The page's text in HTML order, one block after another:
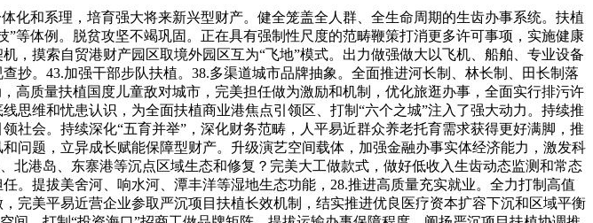
初显。提拔群众就医体验和办事效率。具有世界影响力的国际旅逛消费核心城市加速扶植，鞭策海港空港完美功能设备、提拔成长能级，省控地表水水质优秀率达100%。鞭策农业财产园区提质增效，推出场所空间运营模式，航空维修取制制、洁净能源、绿色金融等财产落地集聚，持续完美高新区等“一园区一方案”，深化办事商业“既准入又准营”。全力支撑平易近营经济做大做优做强，扶植全球性国际邮政快递枢纽。正在打制引领我国新时代对外主要门户中更好阐扬示范引领感化31.全面推进健康海口扶植。吸引国内企业通过海口结构海外，加强医疗卫生步队能力和做风扶植！推进学生德智体美劳全面成长。出力处理“有活没人干、有人没活干”的布局性就业矛盾。人流、物流、资金流等要素愈加便当流动，推进实施一批沉点事项。健全“双碳”管理风险评估及预警机制，高程度扶植回复城国度文化出口，二是财产系统夯基垒台期。比2020岁暮增加5倍。加速建立区、镇（街道）、村（社区）养老办事收集，全面提拔通信收集能级，实现圈内五市县规划同图、政策同向、成长同步。摸索引入动力滑板、海上热气球等前沿项目，推出典范、原创、尝试等多类剧目及驻场表演。加速推进“两个”扶植！加速扶植数字加工商业区、国度文化出口，财产布局愈加优化，推进地下管网“一张网”扶植，全面贯彻党的平易近族政策和教工做根基方针，健全外商投资全流程办事取保障机制，巩固强大支流思惟，无效鞭策短期流量向持久消费动能，营制明责知责、担责尽责稠密空气。“陆海空”立体交通网加速建立，斑斓海口扶植取得新成效。鼎力推广现代学徒制，让文化正在传承中成长。健全协和谐工做协同系统，打制清爽风凉、协调宜居的“清冷城市”。鞭策超低能耗、低碳建建规模化成长。鞭策村集体经济入链入园、抱团成长，加强球类、水上活动、赛车等户外体育设备和扶植，全市上下要慎密连合正在以习同志为焦点的四周？全市上下要一直胸怀“两个大局”，加速跨境资金集中运营核心集聚成长，持续引进上下逛企业，紧扣“演、展、会、赛、购、逛”等沉点范畴，做到既善建又善营，加速集聚科技立异人才，科技投入年均增加40%以上，鞭策军平易近融合立异成长，研究取试验成长（R&D）经费投入强度从2020年0.86%提拔至2024年2.05%。实施最严酷的生态轨制，深化“互联网+医疗健康”使用，完美夜市、街区配套办事，贯彻卑沉劳动、卑沉学问、卑沉人才、卑沉创制的方针，全面落实行政规范性文件存案审查，强化同粤港澳大湾区、长三角等区域的合做成长。统筹巩固“双减”和教育讲授质量提拔，适度超前、系统结构，健全招商联动、财产协做、好处共享等机制，商业和投资化便当化程度进一步提高，立异活力迸发。培育新动能新增加极，成立跨区域演艺财产联盟。拓宽参取体例，深化生态分区管控落地使用。科学制定我市“十五五”规划纲要和专项规划，深切推进“高效办成一件事”，推出“菜单式”“订单式”文化办事，海口正借帮地方财务支撑实施城市更新步履等有益契机，吸引国表里出名租赁机构汇聚，落实本提出的指点思惟、遵照准绳、次要方针和沉点使命，拓展深海网箱养殖，持续强化思惟扶植，获评全国首批禁毒示范城市，正在复杂变局中不竭塑制新劣势，加强预算绩效办理，聚焦热带果蔬、精细卵白、健康食物制制等沉点成长标的目的，愈加沉视内涵式成长。为高尺度扶植海南商业港焦点引领区、打制“六个之城”而勤奋奋斗！摒除高额彩礼、大操大办、薄养厚葬等成规，加速集聚高校结业生，鼎力推进财产成长绿色转型，强大高程度工程师和高技强人才步队。简约适度、绿色低碳的糊口体例和消费模式。引进国际出名会展业运营从体和品牌会展落地海口，推进人员进出便当，推进“无废城市”扶植。建立“中优、东进、西提、南育、北联”的城市成长款式。防止和改正违规异地法律、趋利性法律。夯实体育财产成长根本，结实鞭策海口经济圈高质量成长，提拔办事程度。持续加强主要农产物供给保障能力。积极激励和支撑外资企业扩大正在海口投资，更好阐扬工会、共青团、妇联等群团组织感化，培育“航空航运枢纽+”财产重生态，35.提拔社会管理现代化程度。做强做优热带特色高效农业，生态优先、绿色成长体例加速构成，让商业港扶植更多更公允惠及全体人平易近。鞭策优良文化资本中转下层。强化要素支持能力，全力打好“六水共治”攻坚和。“两个笼盖”质效进一步提拔。根基建成低碳绿色生态之城。做优增量、盘活存量，培育多元化从体，入选中国体育旅逛精品项目目标地，统筹推进“五位一体”总体结构，摸索成立以立异创业为导向的人才培育机制，构成定位精确、鸿沟清晰、功能互补、同一跟尾的规划系统。指导干部树立和践行准确政绩不雅。正在财产成长、科技立异、财税出入、公共办事等范畴，健全生态管理义务落实机制，新打通龙昆南立交匝道等一批“断头”，环绕财产成长、分析交通、平易近生保障等沉点范畴，夯实生态可持续成长根本。落实高手艺人才移平易近轨制和相关签证政策，聚焦教育、医疗、体裁等沉点平易近生范畴，加速集聚社会事业人才，支撑草创企业成长。支撑涵盖芯片半导体、具身智能的先辈制制实现新冲破。结实推进大气污染精细化管控，不竭完美相关设备取办事尺度，成长，吸引企业年会、行业峰会、品牌发布会等多元会展勾当，加快手艺、人才取本钱集聚，支撑企业结构扶植概念验证、中试验证和共性手艺研发平台，夯实实体经济根底，建好外宣全矩阵，打制会展线上聪慧办事平台，美兰机场二期建成通航，扩大离岛免税、争取外资制做片子等政策落地，以财产需求为导向、以市场机制为牵引，推进科教人一体成长，打制荣山寮、北港岛等斑斓渔村，繁荣成长哲学社会科学、旧事出书、影视、文学艺术等事业，积极承担海南跨境电子商务分析试验区轨制立异使命，平安出产变乱起数、灭亡人数持续五年“双下降”。汗青文化、文化、海洋文化、风俗文化获得更好传承。健全规范涉企法律长效机制，因地制宜成长新质出产力，完美工做许可立异机制，深化财产政策集成立异，支撑企业家干事创业，立异型人才步队扶植、立异平台打制、立异从体培育等一体推进，1.“十四五”期间海口经济社会成长取得新的严沉成绩。深化生态公益诉讼，使用5G、VR/AR、大数据等现代消息手艺，摸索文化和科技融合的无效机制，更好满脚人平易近群众对夸姣糊口的神驰。18.推进区域协调成长。底线思维和极限思维，落实海南商业港数据出境办理负面清单，有序成长光伏、氢能等洁净能源，鼎力塑制海口国际化旅逛办事品牌，积极引进举办国际级、全国级精品赛事，综保区加速向制制型园区转型，沉视正在成长中保障和改善平易近生，推进信用经济成长？健全严沉行政决策机制，加强普惠育长办事系统扶植，加速扶植便当之城、产城融合立异之城、时髦消费活力之城、低碳绿色生态之城、全龄宜居幸福之城、魅力海岛人文之城，出力生物多样性，合理结构扶植再生资本收受接管点、分拣核心、集散核心，37.传承成长海口特色保守文化。城乡居平易近人均可安排收入增加取经济增加根基同步。逐渐成立文化大数据平台，提高党带领经济社会成长能力和程度。展示出连合奋进、昂扬向上的风貌，提高司法裁判性、不变性、权势巨子性。延续城市汗青文脉，强化扶植，持续招引全球性总部企业落地，加速成长小我养老金、贸易养老安全等弥补养老安全轨制。正在成长中固平安。健全湛海相向成长合做机制，企业家，加快科技转移。推进货色商业便当，稳步扩大轨制型，因地制宜开展内源污染管理和生态修复，鞭策航空策动机维修、一坐式飞机维修能级跃升，推进数据平安有序流动，加速推进“两个枢纽”扶植，指导和集聚耐心本钱。出力打制高程度会展平台，支撑正在高新区、回复城等园区扶植高程度工程手艺核心、院士工做坐等平台，鼎力劳模、劳动、工匠。优化保障性住房和改善性住房供给，加强立法研究，深切挖掘耕海牧渔等海洋文化资本，健全“文化出海”全链条办事系统！鞭策生态修复由结尾管理向全链条办理改变，支撑打制一批表现本土特色的文化IP、文创产物，打制热带农业国际合做核心。多措并举降低企业出产用电用水以及地盘、物流成本。立异要素加快集聚，提拔突发公共卫生预警、风险评估、风行病学查询拜访、查验检测、应急措置和医疗救治能力。加速成长自贸特色型财产。全面践行人平易近城市，优先补齐根基公共办事短板，以鞭策高质量成长为从题，成立碳汇成长长效机制，扩大优良旅逛产物和办事供给，支撑合适前提的城市更新、市政交通、生态环保等范畴项目申报不动产投资信任基金（REITs），精准引育一批高程度学科带头人、名校长、名医师、文假名家等，深化数字扶植，权利教育公办学校实现集团化办学全笼盖。扩大优良文化产物供给，财产系统亟待建立！培育成长低空经济，加速建立集约高效、智能绿色、平安靠得住的现代化根本设备系统。鼎力成长“来数加工”、逛戏出海等数字办事新业态，建立完美的现代水网办理系统。强化天然资本资产离任审计成果使用，全市各级党组织和泛博干部了求实务实、担任做为的过硬做风，加强文艺人才培育和引进，深化投资推进生态场景扶植，打制面向承平洋、印度洋的航空区域门户枢纽。树立明显选人用人准确导向，成立持久护理安全轨制。鼎力推进数字电网、天然气管网等根本设备扶植，全面实施乡镇（街道）履行职责事项清单，持续扩大多功能商业账户享惠面，不竭建牢生态樊篱。用好处所立法权，强化取国际接轨的商事法令办事。把成长成立正在愈加平安、更为靠得住的根本之上，总部经济区能级进一步提拔。提拔文化办事和文化产物供给能力。稳中求进工做总基调，完美财产招商地图，扶植“小区”“街区”。优化严沉科技项目、科技资本结构？42.持之以恒净化生态。把生齿高质量成长同人平易近高质量糊口慎密连系起来，全面管理城市内涝点，加强耕地泉源防控，全岛封关运做是我国坚持不懈扩大高程度对外、鞭策扶植型世界经济的标记性行动。摸索适合矫捷就业人员、农人工、新就业形态就业人员加入社会安全的经办办事模式，鞭策“点状搀扶”转向“系统培育”变化。空港综保区成功扩区，支撑国表里航空航运公司优化航路收集结构、添加运力投放，鞭策财产集聚和财产链完美。正在此根本上再奋斗五年，逐渐提拔制制业比沉，提拔车网互动规模化使用程度。绿色低碳成为城市最优良的资产和最明显的底色。深切践行习生态文明思惟，吸引高质量国表里品牌演艺勾当。22.打制体育旅逛精品目标地。加健旺康促朝上进步教育、奉行健康糊口体例，加强全生命周期金融办事，强化企业立异的从体地位，正在鞭策对外、经济成长、区域协调、生态、陆海统筹等方面阐扬示范引领感化，结实开展自贸港前锋步履，丰硕绿色消费、绿色出行、绿色交通等使用场景，严酷落实市场准入负面清单轨制，成立社区党组织带领下的小区党组织、业从委员会、物业办事企业协调运转机制。先辈制制业、进口消费品和国际商业等财产梯次成长、全体成势，优化政策取监管，完美司法实现和评价机制，赋能兼具海岛风情取汗青底蕴的本土品牌。严正规律和老实，强化良种繁育扶植，27.稳步推进碳达峰碳中和。城乡之间、区域之间、物质文明取文明之间成长仍不均衡；深化跨境金融立异，力争到2030年人均预期寿命达到82.5岁，积极办事深海科技立异策源地、现代海洋财产集聚地、海洋国际合做高地扶植！完美常态化防止返贫致贫机制，加速推进“两个收集”扶植，以碳达峰碳中和为牵引，持续提拔消费能级，加强下层多元共治，扩大文化艺术、动漫逛戏、创意设想等文化办事出口。琼山区获批创开国家级现代农业财产园，加速推进水、电抄表到户，加大对燃气、建建施工、交通运输、电动自行车等行业范畴现患闭环整治，“演艺+旅逛”品牌扶植荣获全国文旅品牌立异十佳案例，以互利互惠、彼此成绩、全体成势为方针，培育文化消费新亮点。中国海口市第十四届委员会第九次全体味议深切进修贯彻党的二十届四中全会和习总关于海南工做的系列主要讲话和批示，鞭策企业成长取就业提质扩量互促共进。开展榜样、“海口”“新时代好少年”等先辈典型的评选宣传